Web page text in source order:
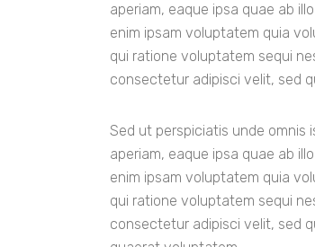
aperiam, eaque ipsa quae ab
enim ipsam voluptatem quia
qui ratione voluptatem sequi
consectetur adipisci velit, sed
Sed ut perspiciatis unde
aperiam, eaque ipsa quae ab
enim ipsam voluptatem quia
qui ratione voluptatem sequi
consectetur adipisci velit, sed